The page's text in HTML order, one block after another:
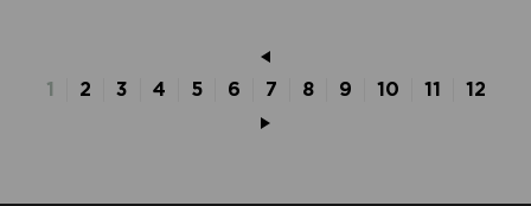
1 2 3 4 5 6 7 8 9 10 11 12